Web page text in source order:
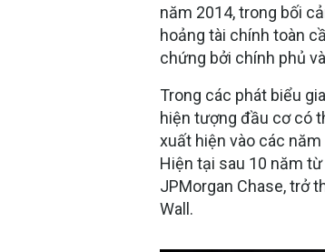
năm 2014, trong bối
hoảng tài chính toàn
chứng bởi chính phủ
Trong các phát biểu
hiện tượng đầu cơ có
xuất hiện vào các
Hiện tại sau 10 năm
JPMorgan Chase, trở
Wall.